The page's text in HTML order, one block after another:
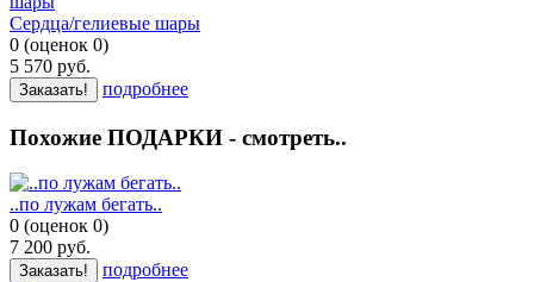
Сердца/гелиевые шары
0 (оценок 0)
5 570 руб.
Заказать! подробнее
Похожие ПОДАРКИ - смотреть..
..по лужам бегать..
0 (оценок 0)
7 200 руб.
Заказать! подробнее